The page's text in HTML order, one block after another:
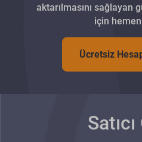
aktarılmasını sağlayan
için hemen
Ücretsiz